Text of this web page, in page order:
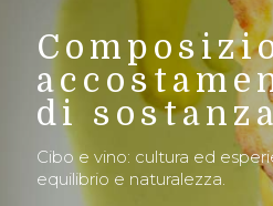
di
Cibo e vino: cultura ed
equilibrio e naturalezza.